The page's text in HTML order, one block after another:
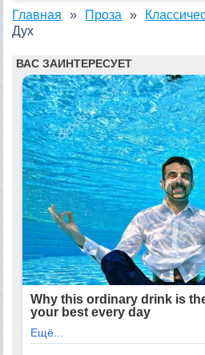
Главная Проза
Дух